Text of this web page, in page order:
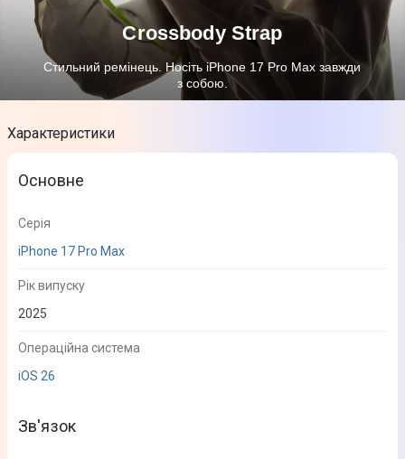
Crossbody Strap
Стильний ремінець. Носіть iPhone 17 Pro Max завжди
з собою.
Характеристики
Основне
Серія
iPhone 17 Pro Max
Рік випуску
2025
Операційна система
iOS 26
Зв'язок